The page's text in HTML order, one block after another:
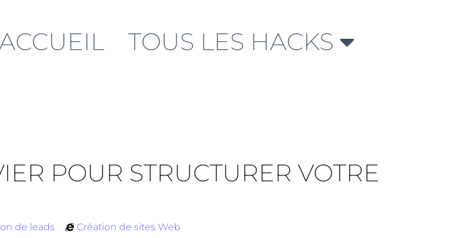
TOUS LES HACKS
POUR STRUCTURER VOTRE
de leads Création de sites Web